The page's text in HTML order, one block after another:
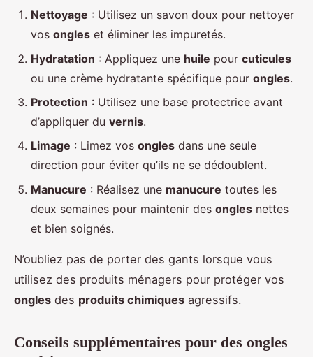
Nettoyage : Utilisez un savon doux pour nettoyer
vos ongles et éliminer les impuretés.
Hydratation : Appliquez une huile pour cuticules
ou une crème hydratante spécifique pour ongles.
Protection : Utilisez une base protectrice avant
d’appliquer du vernis.
Limage : Limez vos ongles dans une seule
direction pour éviter qu’ils ne se dédoublent.
Manucure : Réalisez une manucure toutes les
deux semaines pour maintenir des ongles nettes
et bien soignés.
N’oubliez pas de porter des gants lorsque vous
utilisez des produits ménagers pour protéger vos
ongles des produits chimiques agressifs.
Conseils supplémentaires pour des ongles